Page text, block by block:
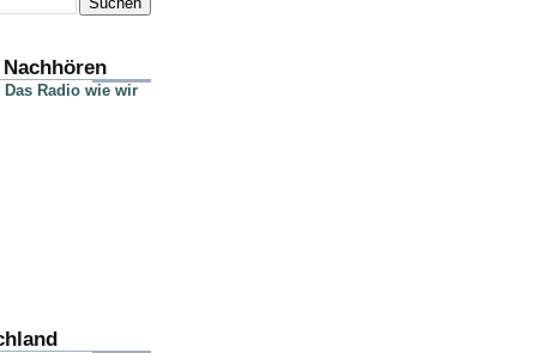
Das Radio wie wir